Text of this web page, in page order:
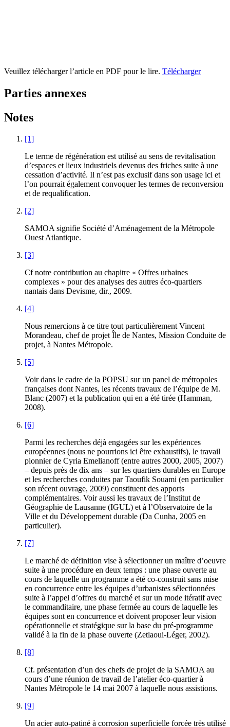
Veuillez télécharger l’article en PDF pour le lire. Télécharger
Parties annexes
Notes
[1]
Le terme de régénération est utilisé au sens de revitalisation
d’espaces et lieux industriels devenus des friches suite à une
cessation d’activité. Il n’est pas exclusif dans son usage ici et
l’on pourrait également convoquer les termes de reconversion
et de requalification.
[2]
SAMOA signifie Société d’Aménagement de la Métropole
Ouest Atlantique.
[3]
Cf notre contribution au chapitre « Offres urbaines
complexes » pour des analyses des autres éco-quartiers
nantais dans Devisme, dir., 2009.
[4]
Nous remercions à ce titre tout particulièrement Vincent
Morandeau, chef de projet Île de Nantes, Mission Conduite de
projet, à Nantes Métropole.
[5]
Voir dans le cadre de la POPSU sur un panel de métropoles
françaises dont Nantes, les récents travaux de l’équipe de M.
Blanc (2007) et la publication qui en a été tirée (Hamman,
2008).
[6]
Parmi les recherches déjà engagées sur les expériences
européennes (nous ne pourrions ici être exhaustifs), le travail
pionnier de Cyria Emelianoff (entre autres 2000, 2005, 2007)
– depuis près de dix ans – sur les quartiers durables en Europe
et les recherches conduites par Taoufik Souami (en particulier
son récent ouvrage, 2009) constituent des apports
complémentaires. Voir aussi les travaux de l’Institut de
Géographie de Lausanne (IGUL) et à l’Observatoire de la
Ville et du Développement durable (Da Cunha, 2005 en
particulier).
[7]
Le marché de définition vise à sélectionner un maître d’oeuvre
suite à une procédure en deux temps : une phase ouverte au
cours de laquelle un programme a été co-construit sans mise
en concurrence entre les équipes d’urbanistes sélectionnées
suite à l’appel d’offres du marché et sur un mode itératif avec
le commanditaire, une phase fermée au cours de laquelle les
équipes sont en concurrence et doivent proposer leur vision
opérationnelle et stratégique sur la base du pré-programme
validé à la fin de la phase ouverte (Zetlaoui-Léger, 2002).
[8]
Cf. présentation d’un des chefs de projet de la SAMOA au
cours d’une réunion de travail de l’atelier éco-quartier à
Nantes Métropole le 14 mai 2007 à laquelle nous assistions.
[9]
Un acier auto-patiné à corrosion superficielle forcée très utilisé